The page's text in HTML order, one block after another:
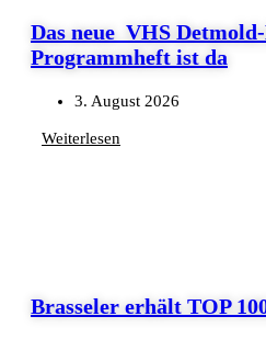
Das neue VHS
Programmheft ist da
3. August 2026
Weiterlesen
Brasseler erhält TOP